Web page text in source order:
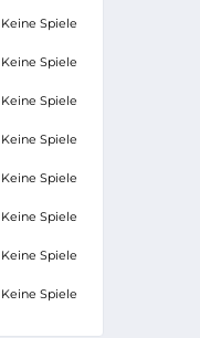
Keine Spiele
Keine Spiele
Keine Spiele
Keine Spiele
Keine Spiele
Keine Spiele
Keine Spiele
Keine Spiele